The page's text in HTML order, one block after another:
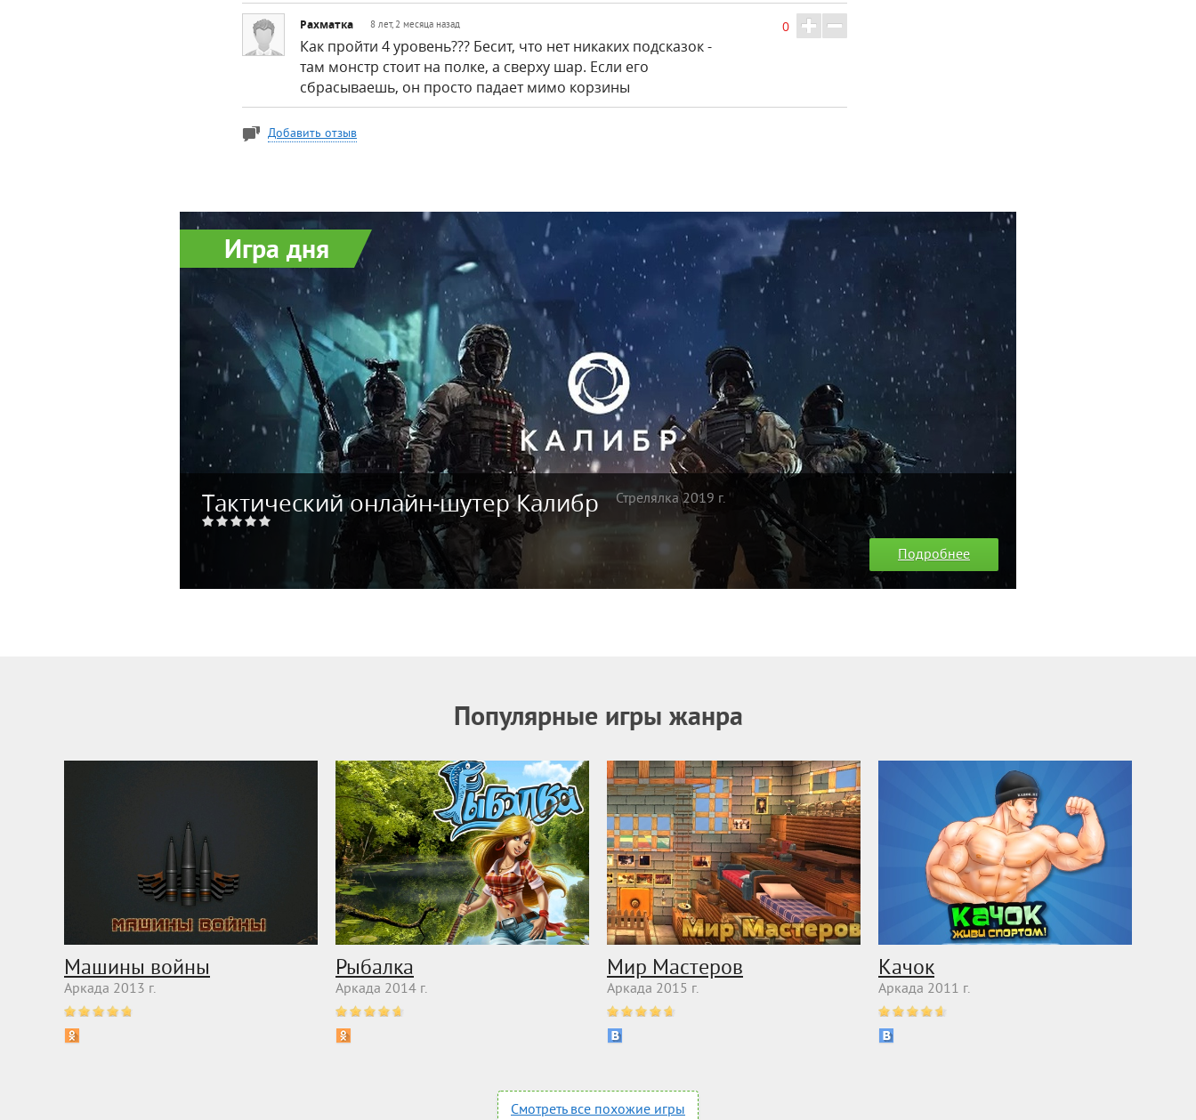
Рахматка 8 лет, 2 месяца назад
Как пройти 4 уровень??? Бесит, что нет никаких подсказок -
там монстр стоит на полке, а сверху шар. Если его
сбрасываешь, он просто падает мимо корзины
0
Добавить отзыв
Игра дня
Тактический онлайн-шутер Калибр Стрелялка 2019 г.
Подробнее
Популярные игры жанра
Машины войны
Аркада 2013 г.
Рыбалка
Аркада 2014 г.
Мир Мастеров
Аркада 2015 г.
Качок
Аркада 2011 г.
Смотреть все похожие игры